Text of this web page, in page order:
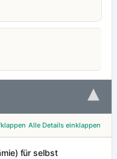
▾
Alle Details einklappen
für selbst